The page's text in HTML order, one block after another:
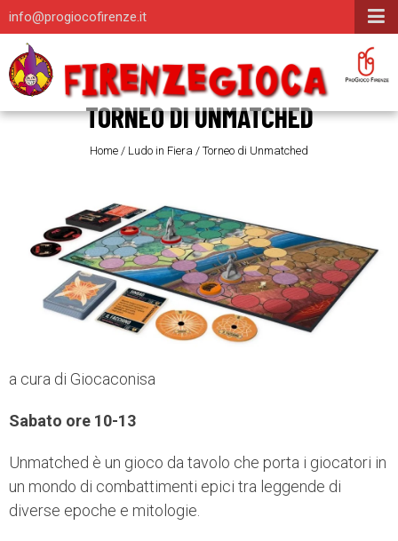
info@progiocofirenze.it
TORNEO DI UNMATCHED
Home / Ludo in Fiera / Torneo di Unmatched
a cura di Giocaconisa
Sabato ore 10-13
Unmatched è un gioco da tavolo che porta i giocatori in
un mondo di combattimenti epici tra leggende di
diverse epoche e mitologie.